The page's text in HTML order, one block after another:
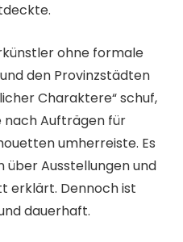
ohne formale
den Provinzstädten
Charaktere“ schuf,
nach Aufträgen für
umherreiste. Es
über Ausstellungen und
erklärt. Dennoch ist
dauerhaft.